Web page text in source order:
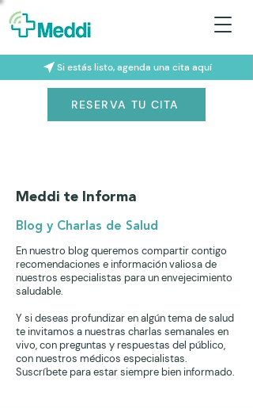
Si estás listo, agenda una cita aquí
RESERVA TU CITA
Meddi te Informa
Blog y Charlas de Salud
En nuestro blog queremos compartir contigo
recomendaciones e información valiosa de
nuestros especialistas para un envejecimiento
saludable.
Y si deseas profundizar en algún tema de salud
te invitamos a nuestras charlas semanales en
vivo, con preguntas y respuestas del público,
con nuestros médicos especialistas.
Suscríbete para estar siempre bien informado.